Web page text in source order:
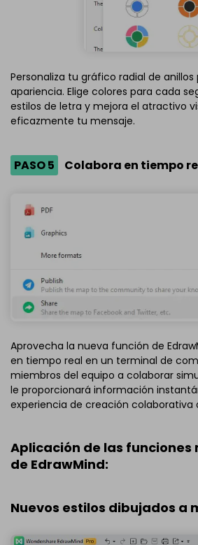
Personaliza tu gráfico radial de anillos
apariencia. Elige colores para cada
estilos de letra y mejora el atractivo
eficazmente tu mensaje.
PASO 5 Colabora en tiempo
Aprovecha la nueva función de
en tiempo real en un terminal de
miembros del equipo a colaborar
le proporcionará información
experiencia de creación colaborativa
Aplicación de las funciones
de EdrawMind:
Nuevos estilos dibujados a